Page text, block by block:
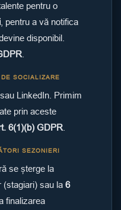
pentru o
, pentru a vă notifica
disponibil.
SOCIALIZARE
LinkedIn. Primim
prin aceste
6(1)(b) GDPR
SEZONIERI
se șterge la
(stagiari) sau la 6
finalizarea